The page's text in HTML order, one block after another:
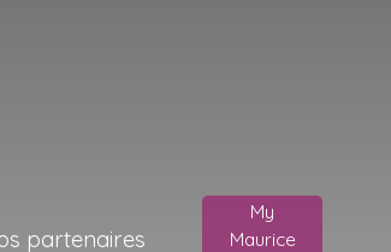
partenaires
My
Maurice